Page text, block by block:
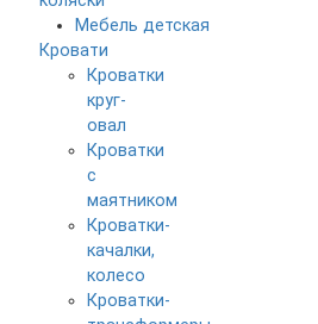
Мебель детская
Кровати
Кроватки
круг-
овал
Кроватки
с
маятником
Кроватки-
качалки,
колесо
Кроватки-